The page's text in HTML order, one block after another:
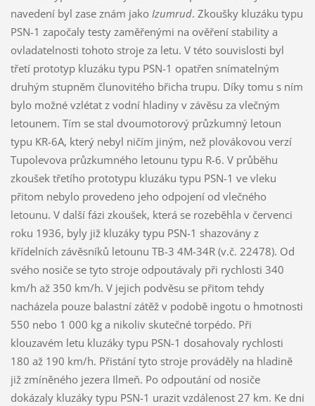
navedení byl zase znám jako Izumrud. Zkoušky kluzáku typu
PSN-1 započaly testy zaměřenými na ověření stability a
ovladatelnosti tohoto stroje za letu. V této souvislosti byl
třetí prototyp kluzáku typu PSN-1 opatřen snímatelným
druhým stupněm člunovitého břicha trupu. Díky tomu s ním
bylo možné vzlétat z vodní hladiny v závěsu za vlečným
letounem. Tím se stal dvoumotorový průzkumný letoun
typu KR-6A, který nebyl ničím jiným, než plovákovou verzí
Tupolevova průzkumného letounu typu R-6. V průběhu
zkoušek třetího prototypu kluzáku typu PSN-1 ve vleku
přitom nebylo provedeno jeho odpojení od vlečného
letounu. V další fázi zkoušek, která se rozeběhla v červenci
roku 1936, byly již kluzáky typu PSN-1 shazovány z
křídelních závěsníků letounu TB-3 4M-34R (v.č. 22478). Od
svého nosiče se tyto stroje odpoutávaly při rychlosti 340
km/h až 350 km/h. V jejich podvěsu se přitom tehdy
nacházela pouze balastní zátěž v podobě ingotu o hmotnosti
550 nebo 1 000 kg a nikoliv skutečné torpédo. Při
klouzavém letu kluzáky typu PSN-1 dosahovaly rychlosti
180 až 190 km/h. Přistání tyto stroje prováděly na hladině
již zmíněného jezera Ilmeň. Po odpoutání od nosiče
dokázaly kluzáky typu PSN-1 urazit vzdálenost 27 km. Ke dni